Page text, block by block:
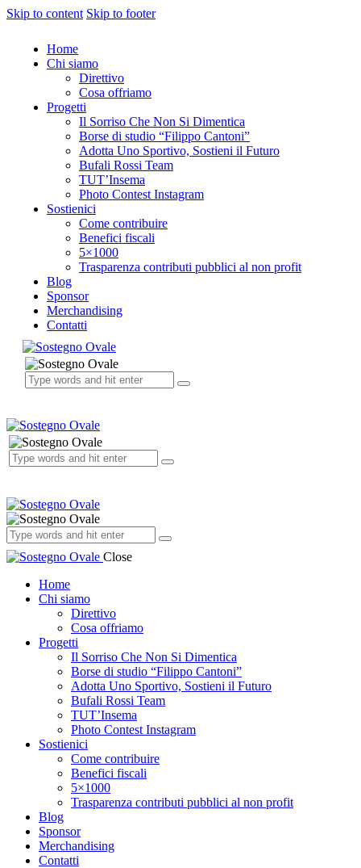
Skip to content Skip to footer
Home
Chi siamo
Direttivo
Cosa offriamo
Progetti
Il Sorriso Che Non Si Dimentica
Borse di studio “Filippo Cantoni”
Adotta Uno Sportivo, Sostieni il Futuro
Bufali Rossi Team
TUT’Insema
Photo Contest Instagram
Sostienici
Come contribuire
Benefici fiscali
5×1000
Trasparenza contributi pubblici al non profit
Blog
Sponsor
Merchandising
Contatti
Close
Home
Chi siamo
Direttivo
Cosa offriamo
Progetti
Il Sorriso Che Non Si Dimentica
Borse di studio “Filippo Cantoni”
Adotta Uno Sportivo, Sostieni il Futuro
Bufali Rossi Team
TUT’Insema
Photo Contest Instagram
Sostienici
Come contribuire
Benefici fiscali
5×1000
Trasparenza contributi pubblici al non profit
Blog
Sponsor
Merchandising
Contatti